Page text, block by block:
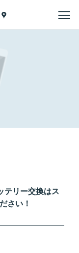
テリー交換はス
さい！